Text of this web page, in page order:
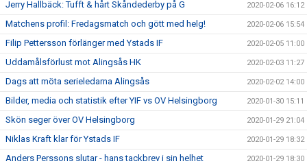
Jerry Hallbäck: Tufft & hårt Skåndederby på G 2020-02-06 16:12
Matchens profil: Fredagsmatch och gött med helg! 2020-02-06 15:54
Filip Pettersson förlänger med Ystads IF 2020-02-05 11:00
Uddamålsförlust mot Alingsås HK 2020-02-03 11:27
Dags att möta serieledarna Alingsås 2020-02-02 14:00
Bilder, media och statistik efter YIF vs OV Helsingborg 2020-01-30 15:11
Skön seger över OV Helsingborg 2020-01-29 21:04
Niklas Kraft klar för Ystads IF 2020-01-29 18:32
Anders Perssons slutar - hans tackbrev i sin helhet 2020-01-29 18:30